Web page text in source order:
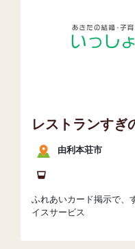
レストランすぎ
由利本荘市
ふれあいカード掲示で、
イスサービス